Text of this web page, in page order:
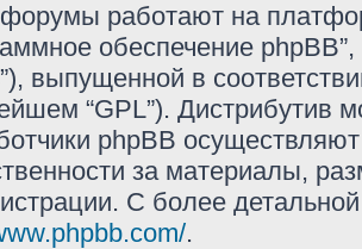
работают на
обеспечение
выпущенной в
“GPL”). Дистрибутив
phpBB
за материалы,
С более
.